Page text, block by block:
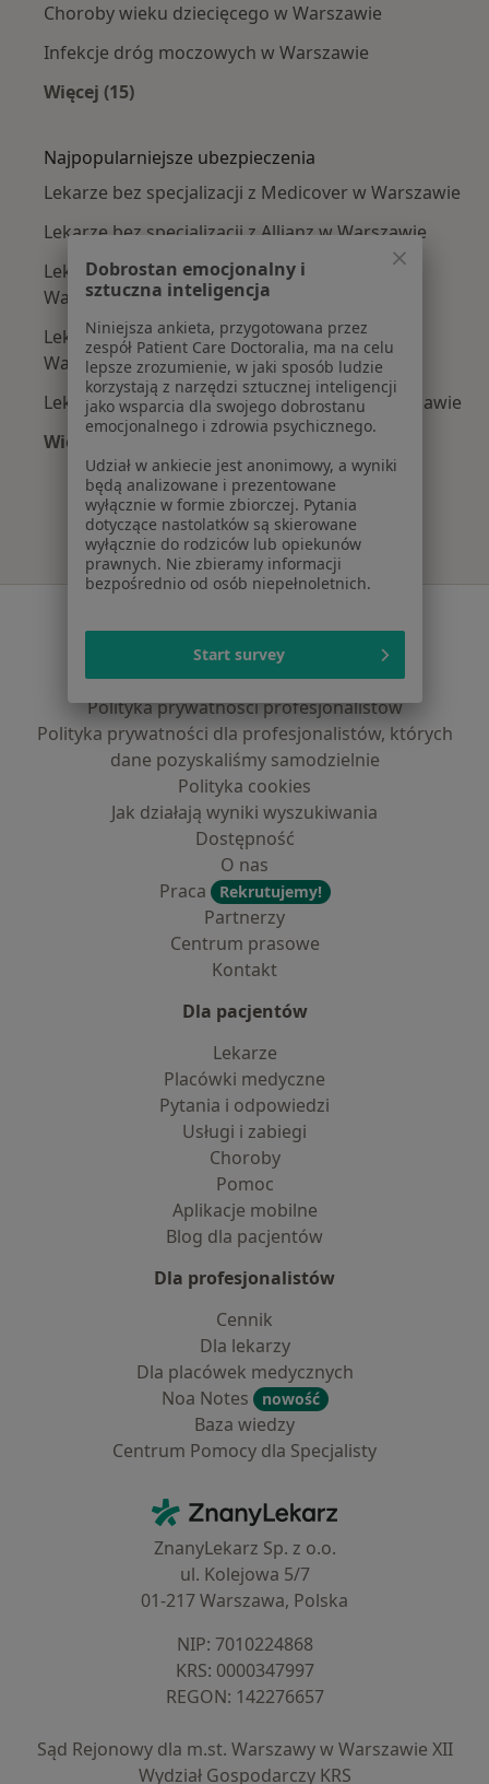
Choroby wieku dziecięcego w Warszawie
Infekcje dróg moczowych w Warszawie
Więcej (15)
Najpopularniejsze ubezpieczenia
Lekarze bez specjalizacji z Medicover w Warszawie
Lekarze bez specjalizacji z Allianz w Warszawie
Lekarze bez specjalizacji z INTER Polska w
Warszawie
Lekarze bez specjalizacji z Signal Iduna w
Warszawie
Lekarze bez specjalizacji z Compensa w Warszawie
Więcej (3)
Więcej w kategorii: Najpopularniejsze
Regulamin
Polityka prywatności pacjentów
Polityka prywatności profesjonalistów
Polityka prywatności dla profesjonalistów, których
dane pozyskaliśmy samodzielnie
Polityka cookies
Jak działają wyniki wyszukiwania
Dostępność
O nas
Praca
Rekrutujemy!
Partnerzy
Centrum prasowe
Kontakt
Dla pacjentów
Lekarze
Placówki medyczne
Pytania i odpowiedzi
Usługi i zabiegi
Choroby
Pomoc
Aplikacje mobilne
Blog dla pacjentów
Dla profesjonalistów
Cennik
Dla lekarzy
Dla placówek medycznych
Noa Notes
nowość
Baza wiedzy
Centrum Pomocy dla Specjalisty
ZnanyLekarz - Strona główna
ZnanyLekarz Sp. z o.o.
ul. Kolejowa 5/7
01-217 Warszawa, Polska
NIP: ⁠7010224868
KRS: ⁠0000347997
REGON: ⁠142276657
Sąd Rejonowy dla m.st. Warszawy w Warszawie XII
Wydział Gospodarczy KRS
Dobrostan emocjonalny i
sztuczna inteligencja
Niniejsza ankieta, przygotowana przez
zespół Patient Care Doctoralia, ma na celu
lepsze zrozumienie, w jaki sposób ludzie
korzystają z narzędzi sztucznej inteligencji
jako wsparcia dla swojego dobrostanu
emocjonalnego i zdrowia psychicznego.
Udział w ankiecie jest anonimowy, a wyniki
będą analizowane i prezentowane
wyłącznie w formie zbiorczej. Pytania
dotyczące nastolatków są skierowane
wyłącznie do rodziców lub opiekunów
prawnych. Nie zbieramy informacji
bezpośrednio od osób niepełnoletnich.
Start survey